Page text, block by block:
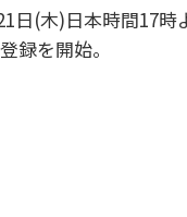
日(木)日本時間17時
録を開始。